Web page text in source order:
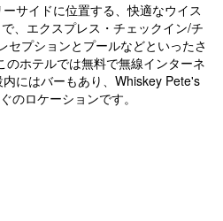
サイドに位置する、快適なウイス
、エクスプレス・チェックイン/チ
セプションとプールなどといったさ
のホテルでは無料で無線インターネ
にはバーもあり、Whiskey Pete's
のロケーションです。